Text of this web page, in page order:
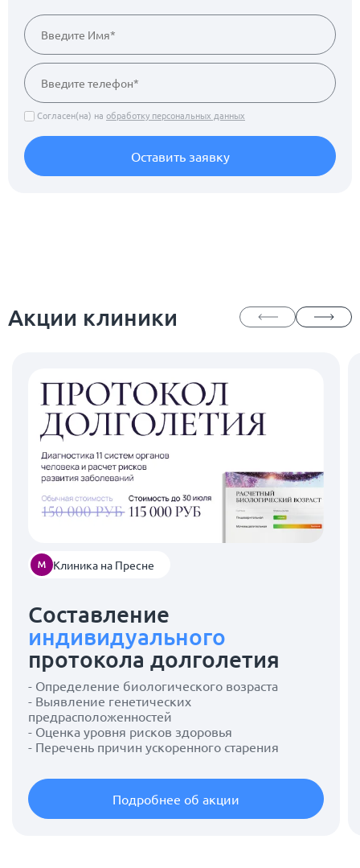
Согласен(на) на обработку персональных данных
Оставить заявку
Акции клиники
Клиника на Пресне
Составление
индивидуального
протокола долголетия
- Определение биологического возраста
- Выявление генетических
предрасположенностей
- Оценка уровня рисков здоровья
- Перечень причин ускоренного старения
Подробнее об акции